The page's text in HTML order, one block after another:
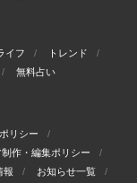
イフ
トレンド
無料占い
リシー
制作・編集ポリシー
報
お知らせ一覧